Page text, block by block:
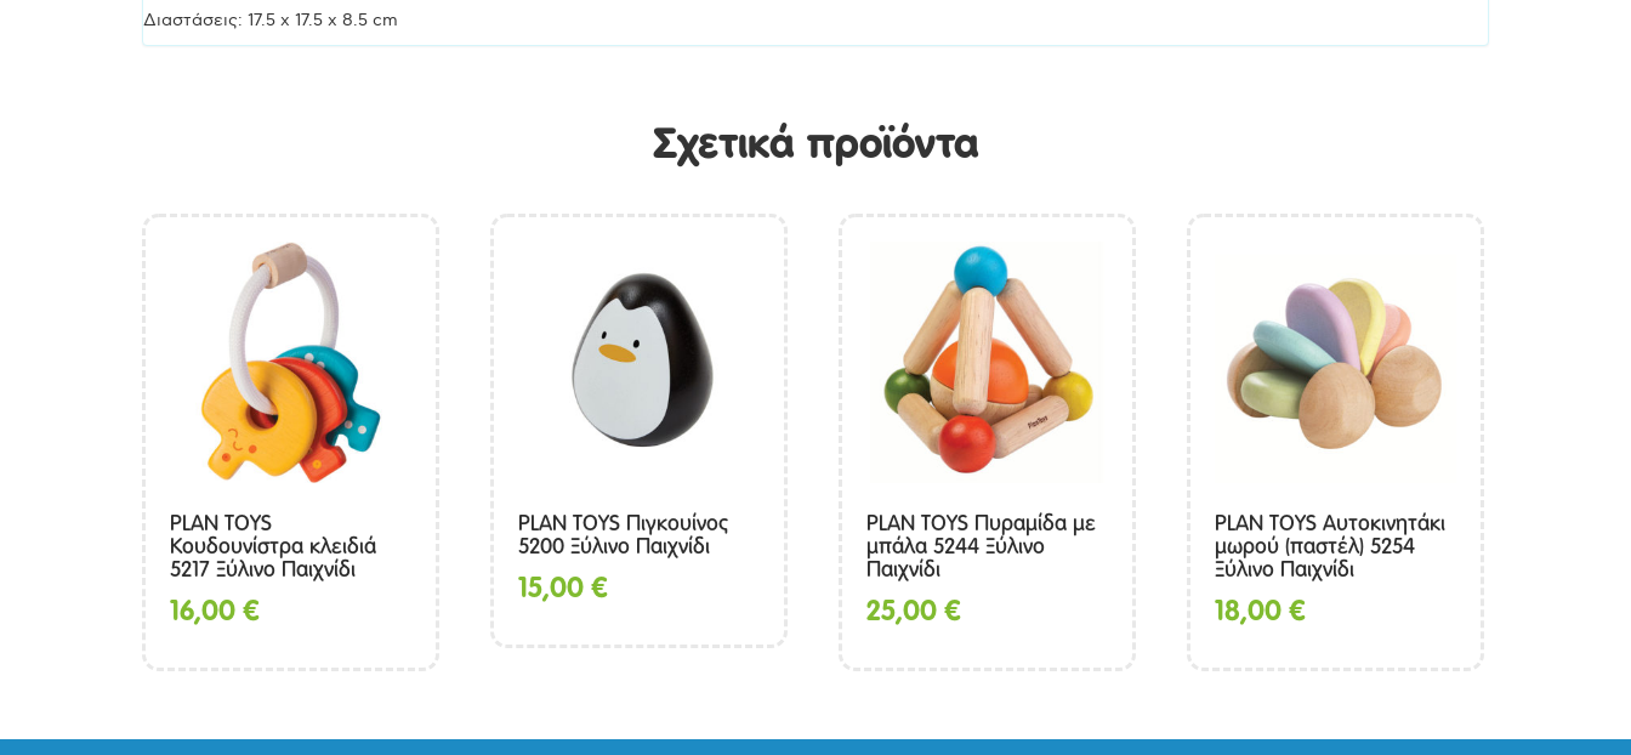
Διαστάσεις: 17.5 x 17.5 x 8.5 cm
Σχετικά προϊόντα
PLAN TOYS
Κουδουνίστρα κλειδιά
5217 Ξύλινο Παιχνίδι
16,00€
PLAN TOYS Πιγκουίνος
5200 Ξύλινο Παιχνίδι
15,00€
PLAN TOYS Πυραμίδα με
μπάλα 5244 Ξύλινο
Παιχνίδι
25,00€
PLAN TOYS Αυτοκινητάκι
μωρού (παστέλ) 5254
Ξύλινο Παιχνίδι
18,00€